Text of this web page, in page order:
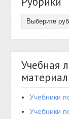
Учебная
Учебники
Учебники